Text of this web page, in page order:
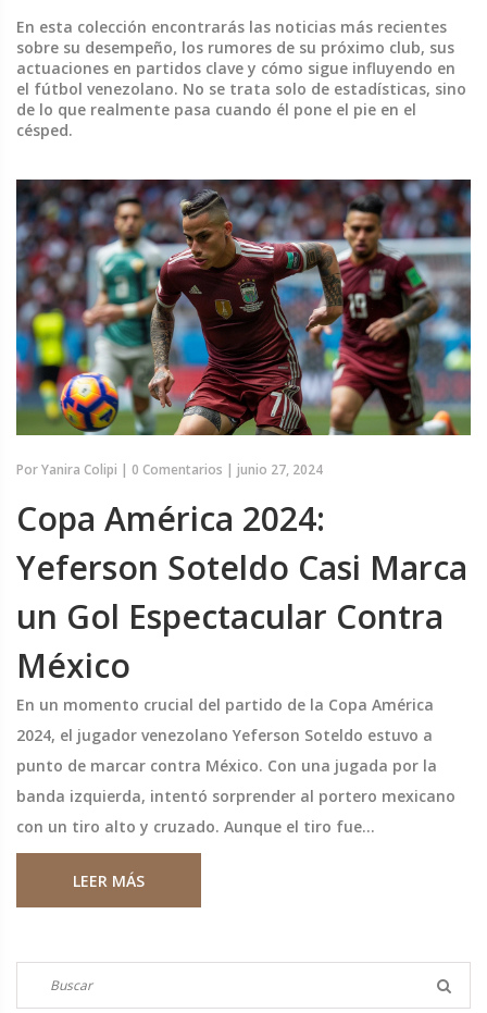
En esta colección encontrarás las noticias más recientes
sobre su desempeño, los rumores de su próximo club, sus
actuaciones en partidos clave y cómo sigue influyendo en
el fútbol venezolano. No se trata solo de estadísticas, sino
de lo que realmente pasa cuando él pone el pie en el
césped.
PorYanira Colipi | 0 Comentarios | junio 27, 2024
Copa América 2024:
Yeferson Soteldo Casi Marca
un Gol Espectacular Contra
México
En un momento crucial del partido de la Copa América
2024, el jugador venezolano Yeferson Soteldo estuvo a
punto de marcar contra México. Con una jugada por la
banda izquierda, intentó sorprender al portero mexicano
con un tiro alto y cruzado. Aunque el tiro fue
impresionante, el portero logró desviar el balón,
manteniendo el empate temporalmente.
LEER MÁS